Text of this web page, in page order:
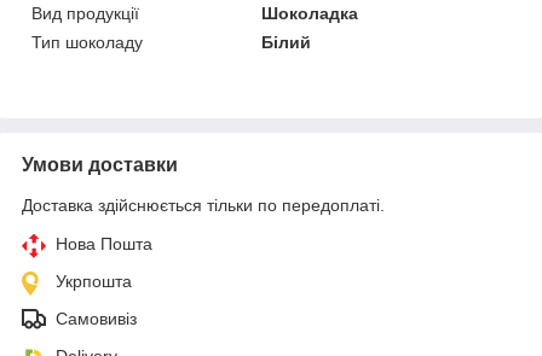
Вид продукції
Шоколадка
Тип шоколаду
Білий
Умови доставки
Доставка здійснюється тільки по передоплаті.
Нова Пошта
Укрпошта
Самовивіз